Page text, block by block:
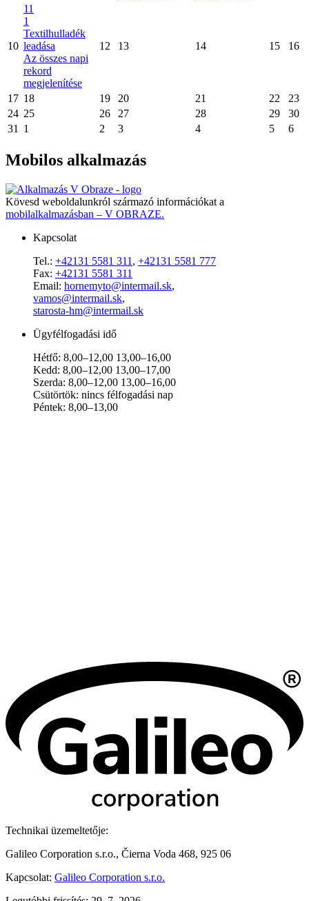
10
11
1
Textilhulladék
leadása
Az összes napi
rekord
megjelenítése
12 13 14 15 16
17 18 19 20 21 22
23
24 25 26 27 28 29
30
31 1 2 3 4 5 6
Mobilos alkalmazás
Kövesd weboldalunkról származó információkat a
mobilalkalmazásban – V OBRAZE.
Kapcsolat
Tel.: +42131 5581 311 , +42131 5581 777
Fax: +42131 5581 311
Email: hornemyto@intermail.sk,
vamos@intermail.sk,
starosta-hm@intermail.sk
Ügyfélfogadási idő
Hétfő: 8,00–12,00 13,00–16,00
Kedd: 8,00–12,00 13,00–17,00
Szerda: 8,00–12,00 13,00–16,00
Csütörtök: nincs félfogadási nap
Péntek: 8,00–13,00
Technikai üzemeltetője:
Galileo Corporation s.r.o., Čierna Voda 468, 925 06
Kapcsolat: Galileo Corporation s.r.o.